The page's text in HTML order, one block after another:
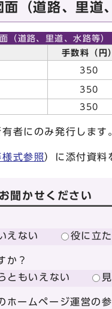
（道路、里道
（道路、里道、水路等）
手数料（円）
350
350
350
者にのみ発行します
式参照）に添付資料
聞かせください
えない 役に立
か？
ともいえない
ームページ運営の参